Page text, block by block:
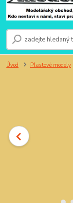
Úvod Plastové modely